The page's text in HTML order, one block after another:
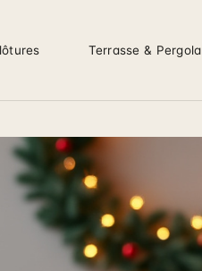
Terrasse & Pergola